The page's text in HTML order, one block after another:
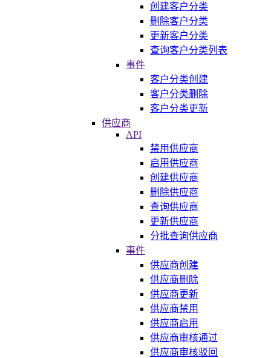
创建客户分类
删除客户分类
更新客户分类
查询客户分类列表
事件
客户分类创建
客户分类删除
客户分类更新
供应商
API
禁用供应商
启用供应商
创建供应商
删除供应商
查询供应商
更新供应商
分批查询供应商
事件
供应商创建
供应商删除
供应商更新
供应商禁用
供应商启用
供应商审核通过
供应商审核驳回